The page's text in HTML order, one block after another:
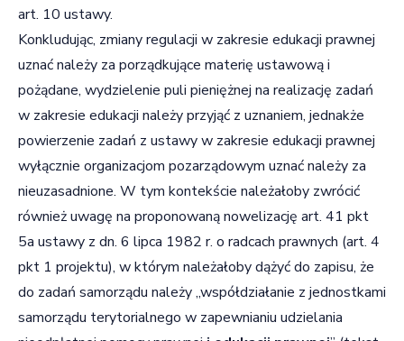
art. 10 ustawy.
Konkludując, zmiany regulacji w zakresie edukacji prawnej
uznać należy za porządkujące materię ustawową i
pożądane, wydzielenie puli pieniężnej na realizację zadań
w zakresie edukacji należy przyjąć z uznaniem, jednakże
powierzenie zadań z ustawy w zakresie edukacji prawnej
wyłącznie organizacjom pozarządowym uznać należy za
nieuzasadnione. W tym kontekście należałoby zwrócić
również uwagę na proponowaną nowelizację art. 41 pkt
5a ustawy z dn. 6 lipca 1982 r. o radcach prawnych (art. 4
pkt 1 projektu), w którym należałoby dążyć do zapisu, że
do zadań samorządu należy „współdziałanie z jednostkami
samorządu terytorialnego w zapewnianiu udzielania